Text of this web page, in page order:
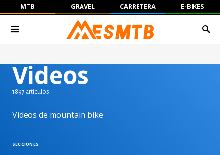
MTB GRAVEL CARRETERA E-BIKES
Videos
1897 artículos
Vídeos de mountain bike
SECCIONES